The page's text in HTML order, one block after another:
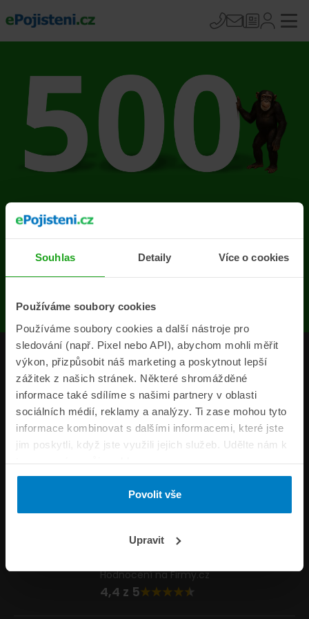
Souhlas Detaily Více o cookies
Používáme soubory cookies
Používáme soubory cookies a další nástroje pro
sledování (např. Pixel nebo API), abychom mohli měřit
výkon, přizpůsobit náš marketing a poskytnout lepší
zážitek z našich stránek. Některé shromážděné
informace také sdílíme s našimi partnery v oblasti
sociálních médií, reklamy a analýzy. Ti zase mohou tyto
informace kombinovat s dalšími informacemi, které jste
jim poskytli, když jste využili jejich služeb. Udělte nám k
tomu prosím svůj souhlas.
Povolit vše
Upravit
Na stránce se vyskytla
chyba
Produkty
Pojišťovny
Informace
ePojisteni.cz
Formuláře
Napište nám
Hodnocení na Firmy.cz
4,4 z 5